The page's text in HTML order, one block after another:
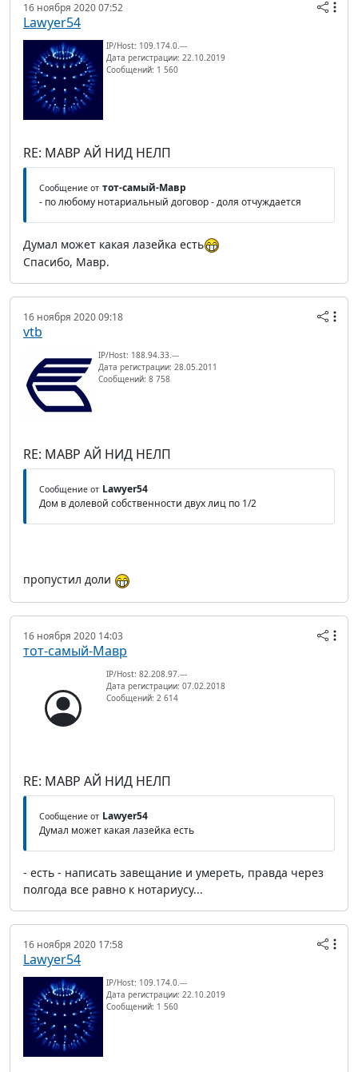
16 ноября 2020 07:52
Lawyer54
IP/Host: 109.174.0.---
Дата регистрации: 22.10.2019
Сообщений: 1 560
RE: МАВР АЙ НИД НЕЛП
Сообщение от тот-самый-Мавр
- по любому нотариальный договор - доля отчуждается
Думал может какая лазейка есть
Спасибо, Мавр.
16 ноября 2020 09:18
vtb
IP/Host: 188.94.33.---
Дата регистрации: 28.05.2011
Сообщений: 8 758
RE: МАВР АЙ НИД НЕЛП
Сообщение от Lawyer54
Дом в долевой собственности двух лиц по 1/2
пропустил доли
16 ноября 2020 14:03
тот-самый-Мавр
IP/Host: 82.208.97.---
Дата регистрации: 07.02.2018
Сообщений: 2 614
RE: МАВР АЙ НИД НЕЛП
Сообщение от Lawyer54
Думал может какая лазейка есть
- есть - написать завещание и умереть, правда через
полгода все равно к нотариусу...
16 ноября 2020 17:58
Lawyer54
IP/Host: 109.174.0.---
Дата регистрации: 22.10.2019
Сообщений: 1 560